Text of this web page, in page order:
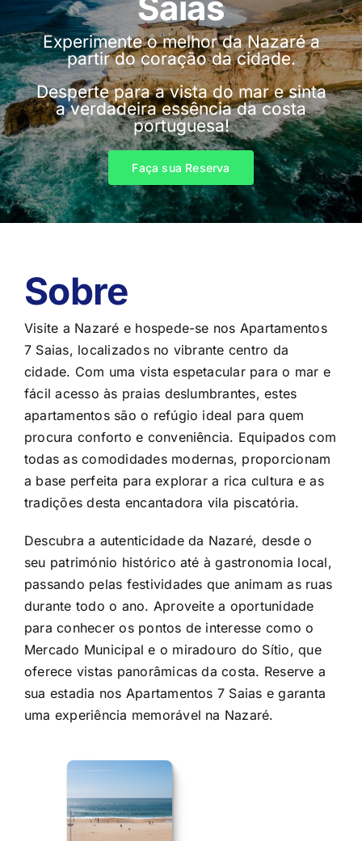
Comentários
Fale Conosco
Faça sua Reserva
Experimente o melhor da Nazaré a
partir do coração da cidade.
Desperte para a vista do mar e sinta
a verdadeira essência da costa
portuguesa!
Faça sua Reserva
Sobre
Visite a Nazaré e hospede-se nos Apartamentos
7 Saias, localizados no vibrante centro da
cidade. Com uma vista espetacular para o mar e
fácil acesso às praias deslumbrantes, estes
apartamentos são o refúgio ideal para quem
procura conforto e conveniência. Equipados com
todas as comodidades modernas, proporcionam
a base perfeita para explorar a rica cultura e as
tradições desta encantadora vila piscatória.
Descubra a autenticidade da Nazaré, desde o
seu património histórico até à gastronomia local,
passando pelas festividades que animam as ruas
durante todo o ano. Aproveite a oportunidade
para conhecer os pontos de interesse como o
Mercado Municipal e o miradouro do Sítio, que
oferece vistas panorâmicas da costa. Reserve a
sua estadia nos Apartamentos 7 Saias e garanta
uma experiência memorável na Nazaré.